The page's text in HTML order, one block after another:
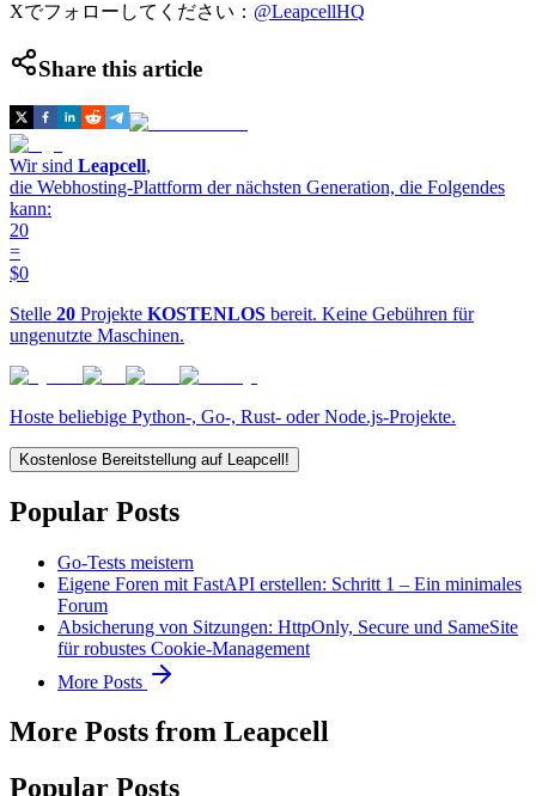
Xでフォローしてください： @LeapcellHQ
Share this article
Wir sind Leapcell,
die Webhosting-Plattform der nächsten Generation, die Folgendes
kann:
20
=
$0
Stelle 20 Projekte KOSTENLOS bereit. Keine Gebühren für
ungenutzte Maschinen.
Hoste beliebige Python-, Go-, Rust- oder Node.js-Projekte.
Kostenlose Bereitstellung auf Leapcell!
Popular Posts
Go-Tests meistern
Eigene Foren mit FastAPI erstellen: Schritt 1 – Ein minimales
Forum
Absicherung von Sitzungen: HttpOnly, Secure und SameSite
für robustes Cookie-Management
More Posts
More Posts from Leapcell
Popular Posts